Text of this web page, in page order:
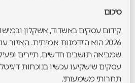
סיכום
קידום עסקים באשדוד, אשקלון
2026 הוא הזדמנות אמיתית. האזור
שמביאה תושבים חדשים, תיירים
עסקים שישקיעו עכשיו בנוכחות
תחרותי משמעותי.